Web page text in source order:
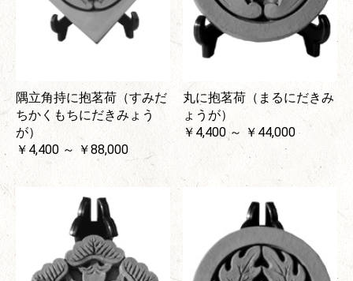
隅立角持に抱茗荷（すみだ
ちかくもちにだきみょう
が）
￥4,400 ～ ￥88,000
丸に抱茗荷（まるにだきみ
ょうが）
￥4,400 ～ ￥44,000